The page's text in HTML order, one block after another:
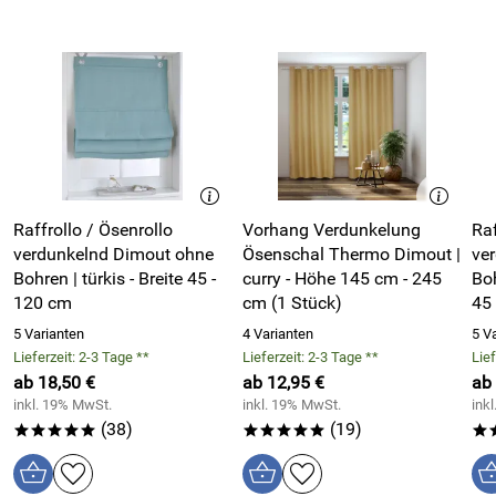
Material / Eigenschaften Raffrollo- / Ösenrolloset - Dimout
Curry / Senf Gelb:
waschbar bei 30° - Stäbe können zum Waschen leicht
entnommen werden
Oberflächenstruktur Stoff: glatt
Rollo-Farbe: Curry / Senf Gelb
Design: unifarben
Transparenz des Ösenrollos: blickdicht, verdunkelnd,
isolierend
wärmedämmend im Winter, senkt Heizkosten
schallisolierend
Raffrollo / Ösenrollo
verdunkelnd Dimout ohne
Bohren | türkis - Breite 45 -
120 cm
5 Varianten
Lieferzeit: 2-3 Tage **
ab 18,50 €
inkl. 19% MwSt.
***** (38)
Vorhang Verdunkelung
Ösenschal Thermo Dimout |
curry - Höhe 145 cm - 245
cm (1 Stück)
4 Varianten
Lieferzeit: 2-3 Tage **
ab 12,95 €
inkl. 19% MwSt.
***** (19)
Bohren |
45
5
ab